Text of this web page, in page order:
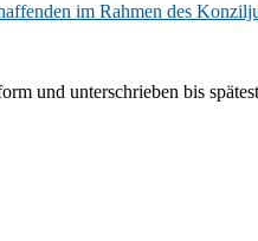
im Rahmen des
und unterschrieben bis